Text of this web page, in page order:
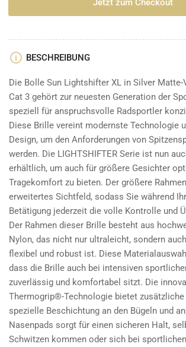
LIGHTSHIFTER
Sportbrille
-
red
matte-
phantom
brown
red
LIGHTSHIFTER
Sportbrille
red
matte-
phantom
brown
red
Jetzt zum Checkout
BESCHREIBUNG
Die Bolle Sun Lightshifter XL in Silver
Cat 3 gehört zur neuesten Generation der
speziell für anspruchsvolle Radsportler
Diese Brille vereint modernste Technologie
Design, um den Anforderungen von
werden. Die LIGHTSHIFTER Serie ist nun
erhältlich, um auch für größere Gesichter
Tragekomfort zu bieten. Der größere
erweitertes Sichtfeld, sodass Sie während
Betätigung jederzeit die volle Kontrolle und
Der Rahmen dieser Brille besteht aus
Nylon, das nicht nur ultraleicht, sondern
flexibel und robust ist. Diese
dass die Brille auch bei intensiven
zuverlässig und komfortabel sitzt. Die
Thermogrip®-Technologie bietet
spezielle Beschichtung an den Bügeln und
Nasenpads sorgt für einen sicheren Halt,
Schwitzen kommen oder sich bei